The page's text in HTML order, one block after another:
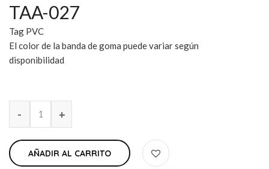
TAA-027
Tag PVC
El color de la banda de goma puede variar según
disponibilidad
AÑADIR AL CARRITO